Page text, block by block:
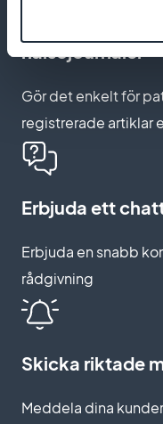
Aktivera
hälsojournaler
Gör det enkelt för
registrerade artiklar
Erbjuda ett
Erbjuda en snabb
rådgivning
Skicka riktade
Meddela dina